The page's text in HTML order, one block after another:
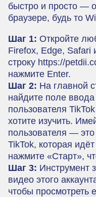
быстро и просто —
браузере, будь то
Шаг 1: Откройте
Firefox, Edge, Safari
строку https://
нажмите Enter.
Шаг 2: На главной
найдите поле
пользователя
хотите изучить.
пользователя —
TikTok, которая
нажмите «Старт»,
Шаг 3: Инструмент
видео этого
чтобы просмотреть